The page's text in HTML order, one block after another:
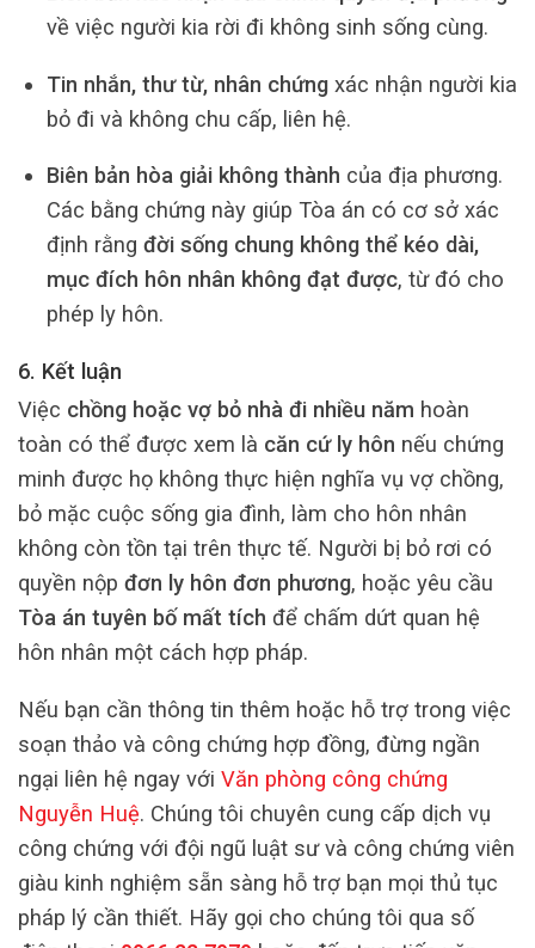
về việc người kia rời đi không sinh sống cùng.
Tin nhắn, thư từ, nhân chứngxác nhận người kia
bỏ đi và không chu cấp, liên hệ.
Biên bản hòa giải không thành của địa phương.
Các bằng chứng này giúp Tòa án có cơ sở xác
định rằng đời sống chung không thể kéo dài,
mục đích hôn nhân không đạt được, từ đó cho
phép ly hôn.
6. Kết luận
Việc chồng hoặc vợ bỏ nhà đi nhiều năm hoàn
toàn có thể được xem là căn cứ ly hôn nếu chứng
minh được họ không thực hiện nghĩa vụ vợ chồng,
bỏ mặc cuộc sống gia đình, làm cho hôn nhân
không còn tồn tại trên thực tế. Người bị bỏ rơi có
quyền nộp đơn ly hôn đơn phương, hoặc yêu cầu
Tòa án tuyên bố mất tích để chấm dứt quan hệ
hôn nhân một cách hợp pháp.
Nếu bạn cần thông tin thêm hoặc hỗ trợ trong việc
soạn thảo và công chứng hợp đồng, đừng ngần
ngại liên hệ ngay với Văn phòng công chứng
Nguyễn Huệ. Chúng tôi chuyên cung cấp dịch vụ
công chứng với đội ngũ luật sư và công chứng viên
giàu kinh nghiệm sẵn sàng hỗ trợ bạn mọi thủ tục
pháp lý cần thiết. Hãy gọi cho chúng tôi qua số